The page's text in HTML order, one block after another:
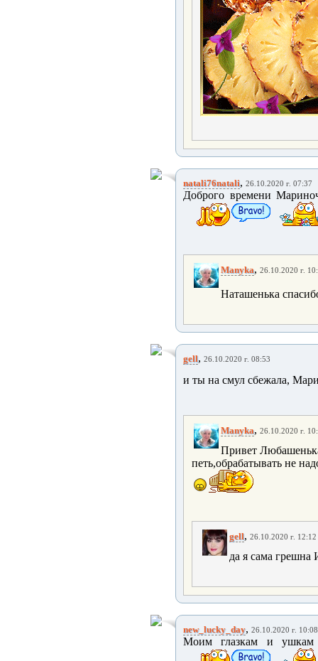
natali76natali, 26.10.2020 г. 07:37
Доброго времени
Manyka, 26.10.2020 г.
Наташенька
gell, 26.10.2020 г. 08:53
и ты на смул сбежала,
Manyka, 26.10.2020 г.
Привет
петь,обрабатывать не
gell, 26.10.2020 г. 12:12
да я сама
new_lucky_day, 26.10.2020 г. 10:08
Моим глазкам и ушкам